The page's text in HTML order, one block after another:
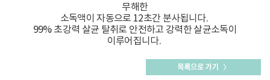
무해한
소독액이 자동으로 12초간 분사됩니다.
99% 초강력 살균 탈취로 안전하고 강력한 살균소독이
이루어집니다.